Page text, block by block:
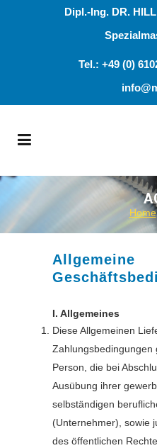
Dipl.-Ing. DR.
Tel.: +49 (0)
Home
Allgemeine
I. Allgemeines
Diese Allgemeinen
Zahlungsbedingungen
Person, die bei
Ausübung ihrer
selbständigen
(Unternehmer), sowie
des öffentlichen